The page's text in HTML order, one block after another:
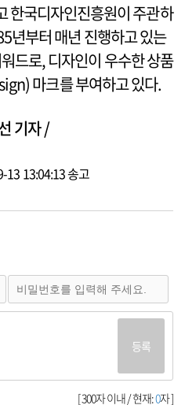
한국디자인진흥원이 주관하
년부터 매년 진행하고 있는
드로, 디자인이 우수한 상품
마크를 부여하고 있다.
기자 /
13 13:04:13 송고
등록
[ 300자 이내 / 현재:0자 ]